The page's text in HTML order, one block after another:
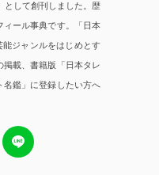
として創刊しました。歴
ィール事典です。「日本
能ジャンルをはじめとす
掲載、書籍版「日本タレ
名鑑」に登録したい方へ